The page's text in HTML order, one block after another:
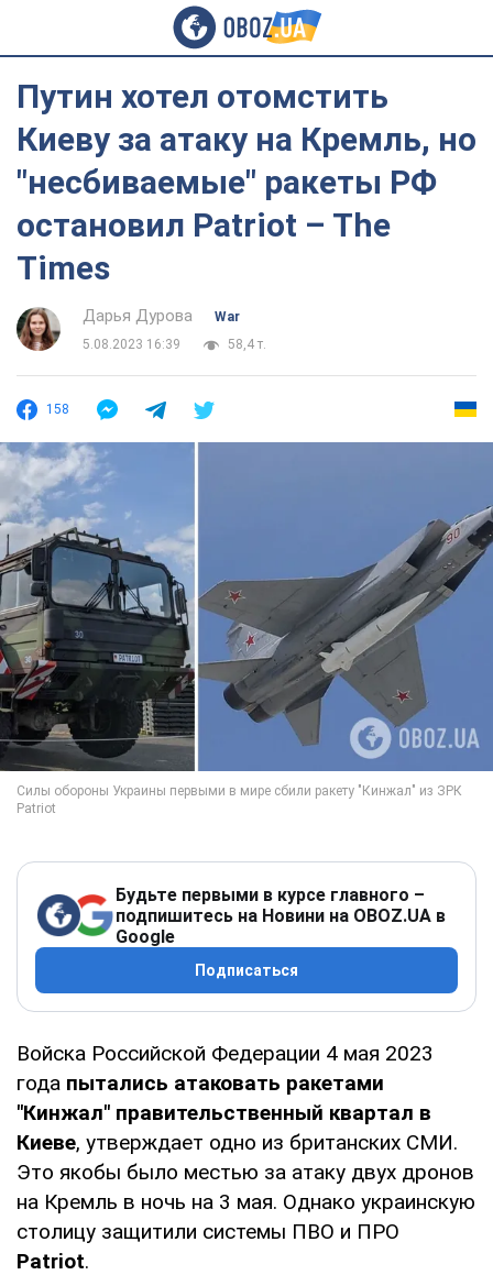
Путин хотел отомстить
Киеву за атаку на Кремль, но
"несбиваемые" ракеты РФ
остановил Patriot – The
Times
Дарья Дурова
War
5.08.2023 16:39
58,4 т.
158
Будьте первыми в курсе главного –
подпишитесь на Новини на OBOZ.UA в
Google
Подписаться
Войска Российской Федерации 4 мая 2023
года пытались атаковать ракетами
"Кинжал" правительственный квартал в
Киеве, утверждает одно из британских СМИ.
Это якобы было местью за атаку двух дронов
на Кремль в ночь на 3 мая. Однако украинскую
столицу защитили системы ПВО и ПРО
Patriot.